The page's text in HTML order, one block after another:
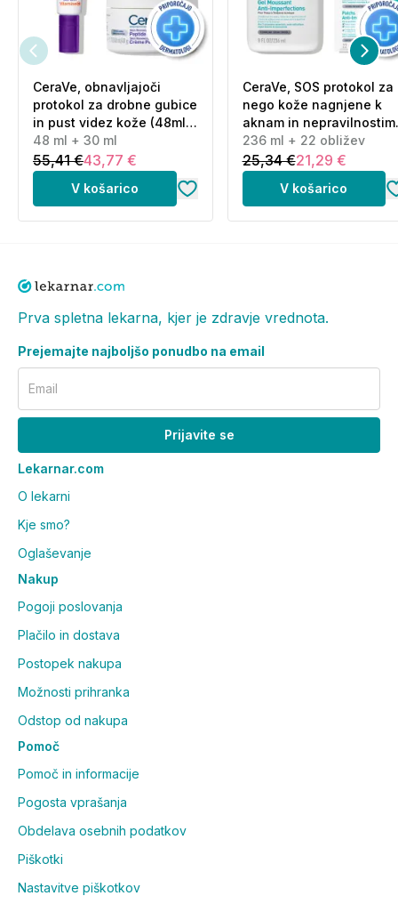
CeraVe, obnavljajoči
protokol za drobne gubice
in pust videz kože (48ml
+ 30 ml)
48 ml + 30 ml
55,41 €43,77 €
V košarico
CeraVe, SOS protokol za
nego kože nagnjene k
aknam in nepravilnostim
(236 ml + 22 obližev)
236 ml + 22 obližev
25,34 €21,29 €
V košarico
Prva spletna lekarna, kjer je zdravje vrednota.
Prejemajte najboljšo ponudbo na email
Email
Prijavite se
Lekarnar.com
O lekarni
Kje smo?
Oglaševanje
Nakup
Pogoji poslovanja
Plačilo in dostava
Postopek nakupa
Možnosti prihranka
Odstop od nakupa
Pomoč
Pomoč in informacije
Pogosta vprašanja
Obdelava osebnih podatkov
Piškotki
Nastavitve piškotkov